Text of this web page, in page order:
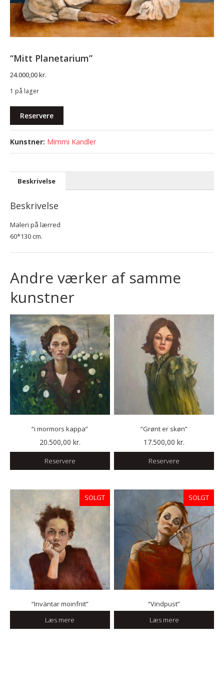
“Mitt Planetarium”
24.000,00kr.
1 på lager
"Mitt
Planetarium"
Reservere
Mimmi Kandler
Beskrivelse
Beskrivelse
Maleri på lærred
60*130 cm.
Andre værker af samme
kunstner
“i mormors kappa”
20.500,00 kr.
Reservere
“Grønt er skøn”
17.500,00kr.
Reservere
SOLGT
“Inväntar moinfriit”
Læs mere
SOLGT
“Vindpust”
Læs mere